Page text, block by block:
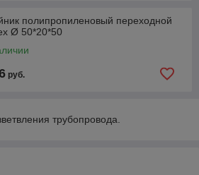
полипропиленовый переходной
Ø 50*20*50
руб.
трубопровода.